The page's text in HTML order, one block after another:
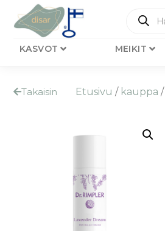
KASVOT MEIKIT
Etusivu / kauppa /
Takaisin